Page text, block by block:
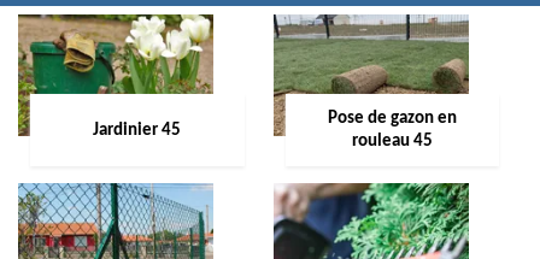
Jardinier 45
Pose de gazon en
rouleau 45